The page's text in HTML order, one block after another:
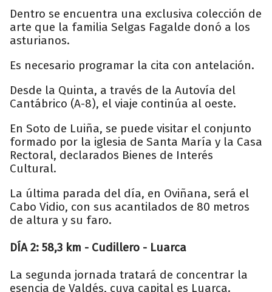
Dentro se encuentra una exclusiva colección de
arte que la familia Selgas Fagalde donó a los
asturianos.
Es necesario programar la cita con antelación.
Desde la Quinta, a través de la Autovía del
Cantábrico (A-8), el viaje continúa al oeste.
En Soto de Luiña, se puede visitar el conjunto
formado por la iglesia de Santa María y la Casa
Rectoral, declarados Bienes de Interés
Cultural.
La última parada del día, en Oviñana, será el
Cabo Vidio, con sus acantilados de 80 metros
de altura y su faro.
DÍA 2: 58,3 km - Cudillero - Luarca
La segunda jornada tratará de concentrar la
esencia de Valdés, cuya capital es Luarca.